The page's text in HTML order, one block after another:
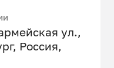
ул.,
Россия,